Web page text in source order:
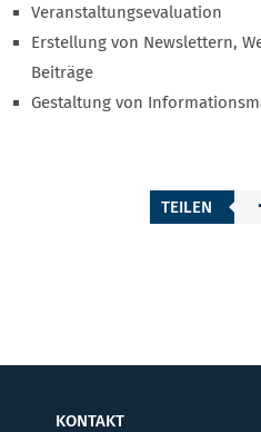
Veranstaltungsevaluation
Erstellung von Newslettern,
Beiträge
Gestaltung von
TEILEN
KONTAKT